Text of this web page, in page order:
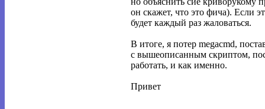
он скажет, что это фича). Если
будет каждый раз жаловаться.
В итоге, я потер megacmd,
с вышеописанным скриптом,
работать, и как именно.
Привет